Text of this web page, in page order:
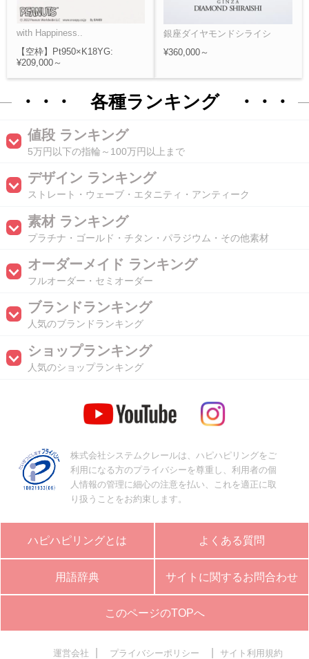
with Happiness..
【空枠】Pt950×K18YG:
¥209,000～
銀座ダイヤモンドシライシ
¥360,000～
・・・ 各種ランキング ・・・
値段 ランキング
5万円以下の指輪～100万円以上まで
デザイン ランキング
ストレート・ウェーブ・エタニティ・アンティーク
素材 ランキング
プラチナ・ゴールド・チタン・パラジウム・その他素材
オーダーメイド ランキング
フルオーダー・セミオーダー
ブランドランキング
人気のブランドランキング
ショップランキング
人気のショップランキング
株式会社システムクレールは、ハピハピリングをご
利用になる方のプライバシーを尊重し、利用者の個
人情報の管理に細心の注意を払い、これを適正に取
り扱うことをお約束します。
ハピハピリングとは よくある質問
用語辞典 サイトに関するお問合わせ
このページのTOPへ
運営会社 プライバシーポリシー サイト利用規約